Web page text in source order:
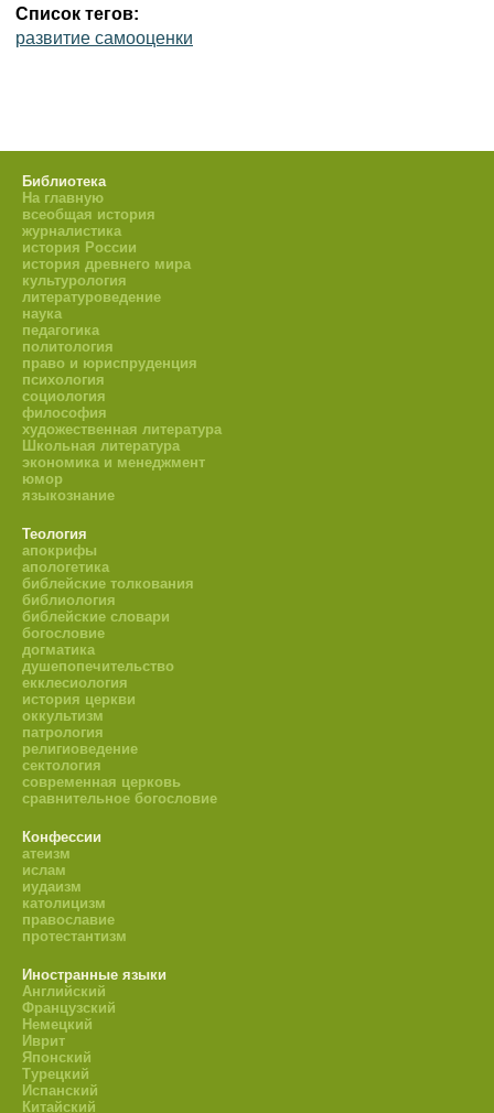
Список тегов:
развитие самооценки
Библиотека
На главную
всеобщая история
журналистика
история России
история древнего мира
культурология
литературоведение
наука
педагогика
политология
право и юриспруденция
психология
социология
философия
художественная литература
Школьная литература
экономика и менеджмент
юмор
языкознание
Теология
апокрифы
апологетика
библейские толкования
библиология
библейские словари
богословие
догматика
душепопечительство
екклесиология
история церкви
оккультизм
патрология
религиоведение
сектология
современная церковь
сравнительное богословие
Конфессии
атеизм
ислам
иудаизм
католицизм
православие
протестантизм
Иностранные языки
Английский
Французский
Немецкий
Иврит
Японский
Турецкий
Испанский
Китайский